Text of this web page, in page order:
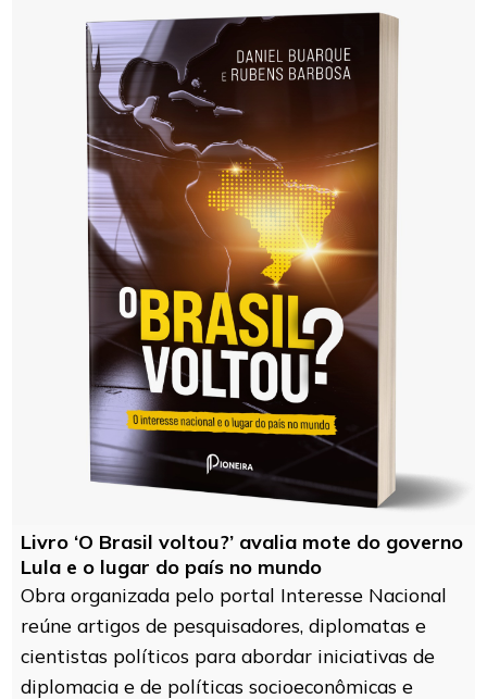
Livro ‘O Brasil voltou?’ avalia mote do governo
Lula e o lugar do país no mundo
Obra organizada pelo portal Interesse Nacional
reúne artigos de pesquisadores, diplomatas e
cientistas políticos para abordar iniciativas de
diplomacia e de políticas socioeconômicas e